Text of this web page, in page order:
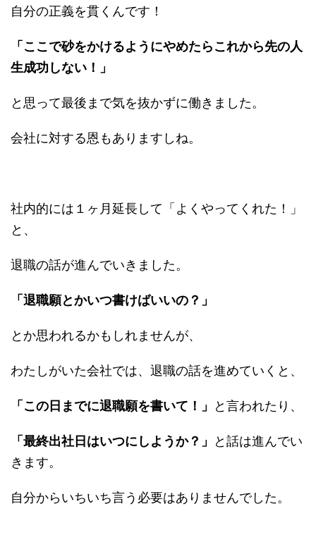
自分の正義を貫くんです！
「ここで砂をかけるようにやめたらこれから先の人
生成功しない！」
と思って最後まで気を抜かずに働きました。
会社に対する恩もありますしね。
社内的には１ヶ月延長して「よくやってくれた！」
と、
退職の話が進んでいきました。
「退職願とかいつ書けばいいの？」
とか思われるかもしれませんが、
わたしがいた会社では、退職の話を進めていくと、
「この日までに退職願を書いて！」 と言われたり、
「最終出社日はいつにしようか？」
と話は進んでい
きます。
自分からいちいち言う必要はありませんでした。